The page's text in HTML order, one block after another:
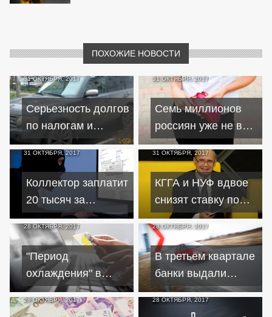
ПОХОЖИЕ НОВОСТИ
31 ОКТЯБРЯ, 2017
Серьезность долгов
по налогам и
кредиту заемщик
осознал лишь
после ареста
автомобиля
31 ОКТЯБРЯ, 2017
Семь миллионов
россиян уже не в
состоянии
оплачивать
кредиты
31 ОКТЯБРЯ, 2017
Коллектор заплатит
20 тысяч за
напоминание о
долге по кредиту
через соцсеть
31 ОКТЯБРЯ, 2017
КГГА и НУФ вдвое
снизят ставку по
кредитам для
киевских
предпринимателей
28 ОКТЯБРЯ, 2017
"Период
охлаждения" в
коллективном
страховании
28 ОКТЯБРЯ, 2017
В третьем квартале
банки выдали
рекордное число
автокредитов
28 ОКТЯБРЯ, 2017 28 ОКТЯБРЯ, 2017